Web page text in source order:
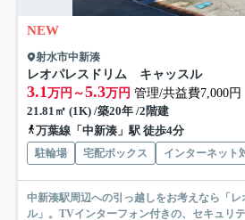
NEW
射水市中新湊
レオパレスドリム キャッスル
3.1万円～5.3万円 管理/共益費7,000円
21.81㎡ (1K) /築20年 /2階建
万葉線「中新湊」駅 徒歩4分
駐輪場 宅配ボックス インターネット
中新湊駅周辺への引っ越しをお考えなら「
ル」。TVインターフォン付きの、セキュリ